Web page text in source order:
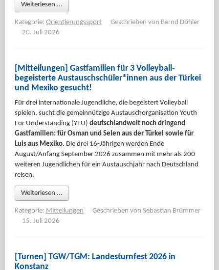
Weiterlesen ...
Kategorie: Orientierungssport Geschrieben von Bernd Döhler
20. Juli 2026
[Mitteilungen] Gastfamilien für 3 Volleyball-
begeisterte Austauschschüler*innen aus der Türkei
und Mexiko gesucht!
Für drei internationale Jugendliche, die begeistert Volleyball
spielen, sucht die gemeinnützige Austauschorganisation Youth
For Understanding (YFU) deutschlandweit noch dringend
Gastfamilien: für Osman und Selen aus der Türkei sowie für
Luis aus Mexiko. Die drei 16-Jährigen werden Ende
August/Anfang September 2026 zusammen mit mehr als 200
weiteren Jugendlichen für ein Austauschjahr nach Deutschland
reisen.
Weiterlesen ...
Kategorie: Mitteilungen Geschrieben von Sebastian Brümmer
15. Juli 2026
[Turnen] TGW/TGM: Landesturnfest 2026 in
Konstanz